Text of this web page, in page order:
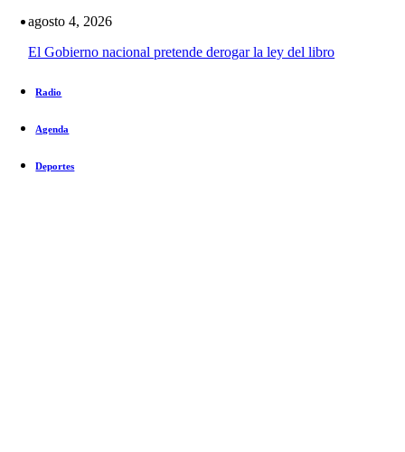
agosto 4, 2026
El Gobierno nacional pretende derogar la ley del libro
Radio
Agenda
Deportes